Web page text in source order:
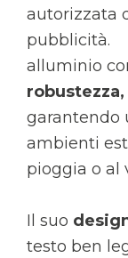
autorizzata
pubblicità.
alluminio
garantendo
ambienti
pioggia o al
Il suo
testo ben